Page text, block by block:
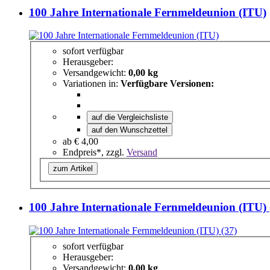
100 Jahre Internationale Fernmeldeunion (ITU)
sofort verfügbar
Herausgeber:
Versandgewicht: 0,00 kg
Variationen in: Verfügbare Versionen:
auf die Vergleichsliste
auf den Wunschzettel
ab € 4,00
Endpreis*, zzgl. Versand
zum Artikel
100 Jahre Internationale Fernmeldeunion (ITU)
sofort verfügbar
Herausgeber:
Versandgewicht: 0,00 kg